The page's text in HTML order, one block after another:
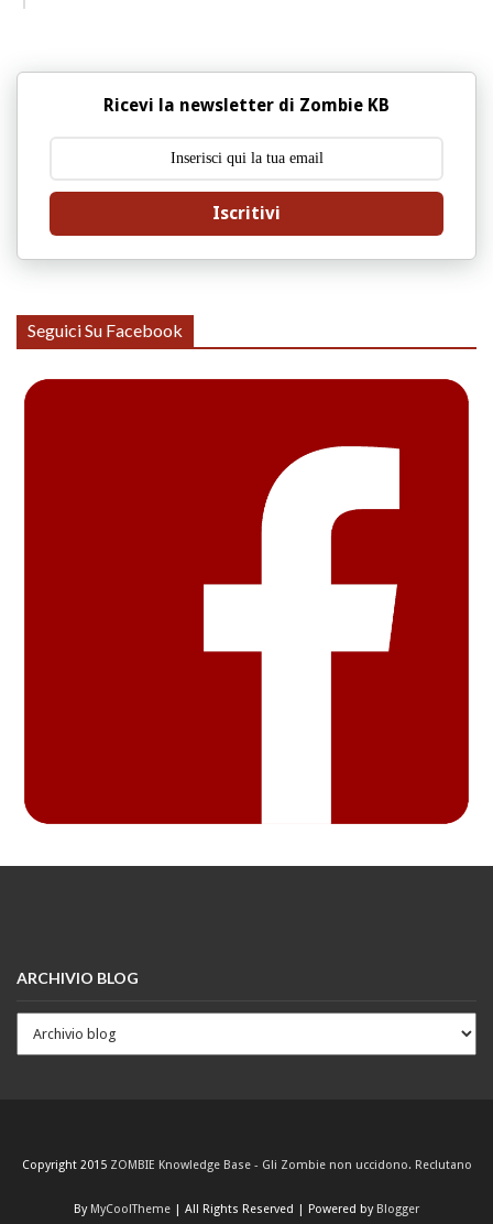
Ricevi la newsletter di Zombie KB
Iscritivi
Seguici Su Facebook
ARCHIVIO BLOG
Copyright 2015 ZOMBIE Knowledge Base - Gli Zombie non uccidono. Reclutano
By MyCoolTheme | All Rights Reserved | Powered by Blogger